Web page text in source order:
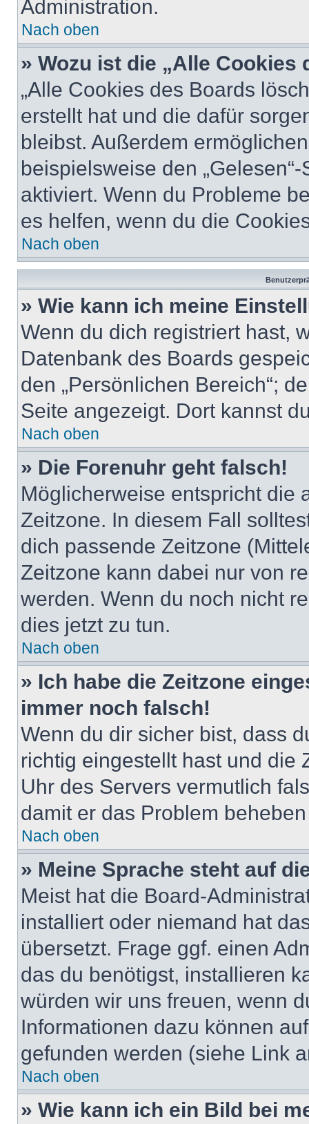
Administration.
Nach oben
» Wozu ist die „Alle
„Alle Cookies des Boards
erstellt hat und die dafür
bleibst. Außerdem
beispielsweise den
aktiviert. Wenn du Probleme
es helfen, wenn du die
Nach oben
» Wie kann ich meine
Wenn du dich registriert hast,
Datenbank des Boards
den „Persönlichen Bereich“;
Seite angezeigt. Dort kannst
Nach oben
» Die Forenuhr geht falsch!
Möglicherweise entspricht die
Zeitzone. In diesem Fall
dich passende Zeitzone
Zeitzone kann dabei nur von
werden. Wenn du noch nicht
dies jetzt zu tun.
Nach oben
» Ich habe die Zeitzone
immer noch falsch!
Wenn du dir sicher bist, dass
richtig eingestellt hast und die
Uhr des Servers vermutlich
damit er das Problem
Nach oben
» Meine Sprache steht auf
Meist hat die Board-
installiert oder niemand hat
übersetzt. Frage ggf. einen
das du benötigst, installieren
würden wir uns freuen, wenn
Informationen dazu können
gefunden werden (siehe Link
Nach oben
» Wie kann ich ein Bild bei